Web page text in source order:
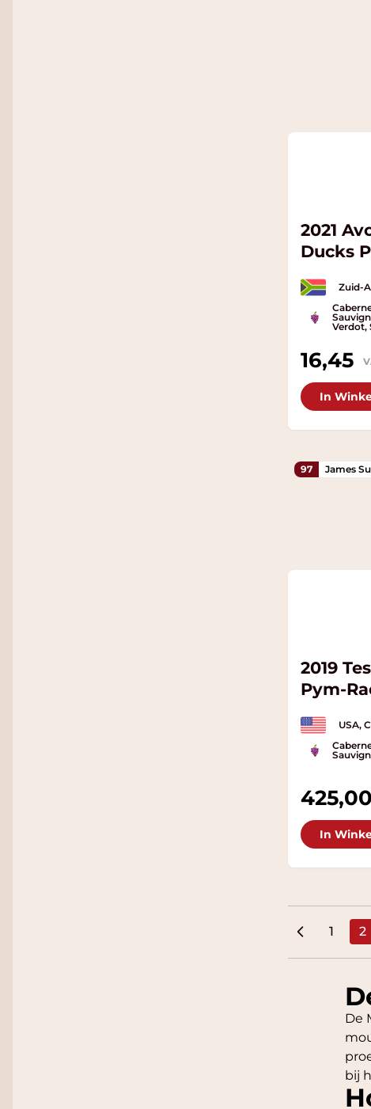
2021
Ducks
Zuid-
Verdot,
16,45
In
97 James
2019
Pym-
USA,
425,00
In
Pagina
1 2
De
bij